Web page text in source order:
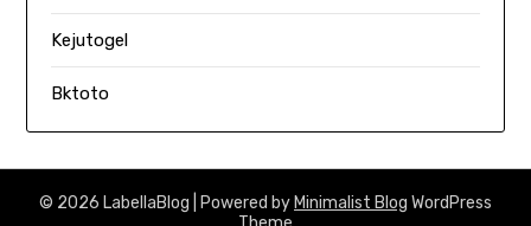
Kejutogel
Bktoto
© 2026 LabellaBlog | Powered by Minimalist Blog WordPress